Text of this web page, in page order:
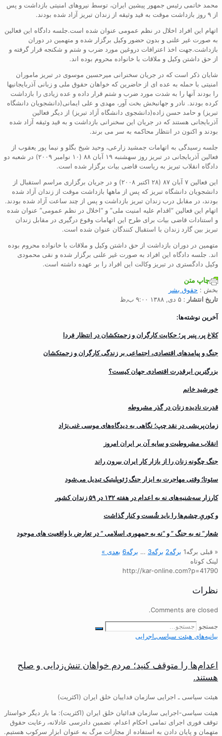
محمد خاتمی رئیس جمهور پیشین ایران، توسط نیروهای امنیتی بازداشت و پس
از ۹ روز بازداشت موقت به قید وثیقه از زندان تبریز آزاد شده بودند.
اتهام این افراد اخلال در نظم عمومی عنوان شده است.جلسه دادگاه این فعالین
به صورت غیر علنی و بدون حضور وکیل برگزار شده و متهمین در دوران
بازداشت.جهت اخذ اعترافات دروغین مورد ضرب و شتم و شکنجه قرار گرفته و
از حق داشتن وکیل و ملاقات با خانواده محروم بوده اند.
شایان ذکر است که در جریان سخنرانی میرحسین موسوی در تبریز ماموران
امنیتی با حمله به عده ای از حاضرین که خواهان حقوق ملی و زبانی آذربایجانیها
را بودند آنها را به شدت مورد ضرب و شتم قرار داده و عده زیادی را بازداشت
کرده بودند. نادر و جهانبخش بخت آور، مهدی و علی ایمانی(دانشجویان دانشگاه
تبریز) و حامد حسن زاده(دانشجوی دانشگاه آزاد تبریز) از دیگر فعالین
آذربایجانی هستند که در جریان این سخنرانی بازداشت و به قید وثیقه آزاد شده
بودند و اکنون در انتظار محاکمه به سر می برند.
جلسه رسیدگی به اتهامات جمشید زارعی، وحید شیخ بگلو و نیما پور یعقوب از
فعالین آذربایجانی در تبریز روز سهشنبه ۱۹ آبان ۸۸ (۱۰ نوامبر ۲۰۰۹) در شعبه دو
دادگاه انقلاب تبریز به ریاست قاضی بیات برگزار شده است.
این فعالین ۷ آبان ۸۷ (۲۸ اکتبر ۲۰۰۸) و در جریان برگزاری مراسم استقبال از
دانشجویان دانشگاه تبریز که پس از ماهها بازداشت موقت از زندان آزاد شده
بودند، در مقابل درب زندان تبریز بازداشت و پس از چند ساعت آزاد شده بودند.
اتهام این فعالین “اقدام علیه امنیت ملی” و “اخلال در نظم عمومی” عنوان شده
و استنادات قاضی بیات برای طرح این اتهامات وقوع درگیری در مقابل زندان
تبریز بین گارد زندان با استقبال کنندگان عنوان شده است.
متهمین در دوران بازداشت از حق داشتن وکیل و ملاقات با خانواده محروم بوده
اند. جلسه دادگاه این افراد به صورت غیر علنی برگزار شده و نقی محمودی
وکیل دادگستری در تبریز وکالت این افراد را بر عهده داشته است.
چاپ متن
بخش : حقوق بشر
تاریخ انتشار : ۵ دی, ۱۳۸۸ ۹:۰۰ ب٫ظ
آخرین نوشته‌ها:
کلاغ پر، پنیر پر؛ حکایت کارگران و زحمتکشان در انتظار فردا
جنگ و پیامدهای اقتصادی، اجتماعی بر زندگی کارگران و زحمتکشان
بزرگترین ابرقدرت اقتصادی جهان کیست؟
خورشید خانم
قدرت نادیده زنان در گذر مشروطه
زمان‌پریشی در نقد چپ؛ نگاهی به دیدگاه‌های موسی غنی‌نژاد
انقلاب مشروطیت و سایه آن بر ایران امروز
جنگ چگونه زنان را از بازار کار ایران بیرون راند
سئوتا؛ وقتی مهاجرت به ابزار جنگ ژئوپلیتیک تبدیل می‌شود
کارزار سه‌شنبه‌های نه به اعدام در هفته ۱۳۲ در ۵۹ زندان کشور
و کوریِ چشم‌ها را باید شُست و کنار گذاشت
شعار” نه به جنگ ” و “نه به جمهوری اسلامی ” در تعارض با واقعیت های موجود
« قبلی برگه1 برگه2 برگه3
… برگه6 بعدی »
لینک کوتاه
http://kar-online.com?p=41790
نظرات
Comments are closed.
جستجو
بیانیه‌های هیئت‌ سیاسی‌ـ‌اجرایی
اعدام‌ها را متوقف کنید؛ مردم خواهان تنش‌زدایی و صلح
هستند.
هیئت سیاسی ـ اجرایی سازمان فداییان خلق ایران (اکثریت)
هیئت سیاسی-اجرایی سازمان فدائیان خلق ایران (اکثریت): ما بار دیگر خواستار
توقف فوری اجرای تمامی احکام اعدام، تضمین دادرسی عادلانه، رعایت حقوق
متهمان و پایان دادن به استفاده از مجازات مرگ به عنوان ابزار سرکوب هستیم.